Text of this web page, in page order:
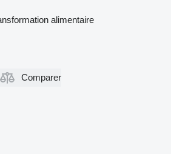
alimentaire
Comparer